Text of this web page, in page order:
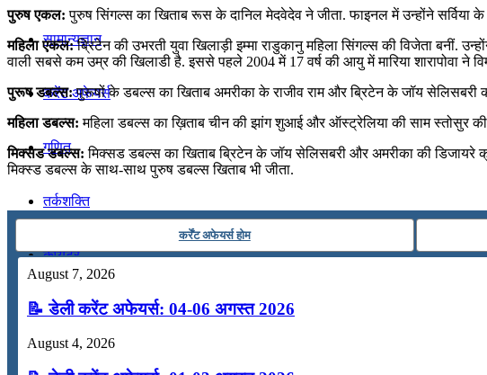
सामान्यज्ञान
करेंट अफेयर्स
गणित
तर्कशक्ति
कंप्यूटर
अंग्रेजी
पुरुष एकल: पुरुष सिंगल्स का खिताब रूस के दानिल मेदवेदेव ने जीता. फाइनल में उन्होंने सर्विया के
महिला एकल:ब्रिटेन की उभरती युवा खिलाड़ी इम्‍मा राडुकानु महिला सिंगल्‍स की विजेता बनीं.
वाली सबसे कम उम्र की खिलाडी है. इससे पहले 2004 में 17 वर्ष की आयु में मारिया शारापोवा ने
पुरूष डबल्‍स:पुरूषों के डबल्‍स का खिताब अमरीका के राजीव राम और ब्रिटेन के जॉय सेलिसबरी
महिला डबल्‍स: महिला डबल्‍स का ख़िताब चीन की झांग शुआई और ऑस्‍ट्रेलिया की साम स्‍तोसुर
मिक्‍सड डबल्‍स: मिक्‍सड डबल्‍स का खिताब ब्रिटेन के जॉय सेलिसबरी और अमरीका की डिजायरे
मिक्‍स्‍ड डबल्‍स के साथ-साथ पुरुष डबल्‍स खिताब भी जीता.
कर्रेंट अफेयर्स होम
August 7, 2026
📝 डेली करेंट अफेयर्स: 04-06 अगस्त 2026
August 4, 2026